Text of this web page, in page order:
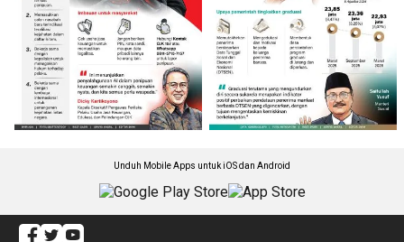
Unduh Mobile Apps untuk iOS dan Android